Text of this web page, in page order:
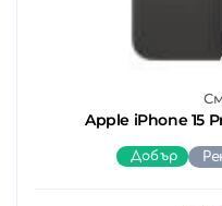
Apple iPhone 15
Добър